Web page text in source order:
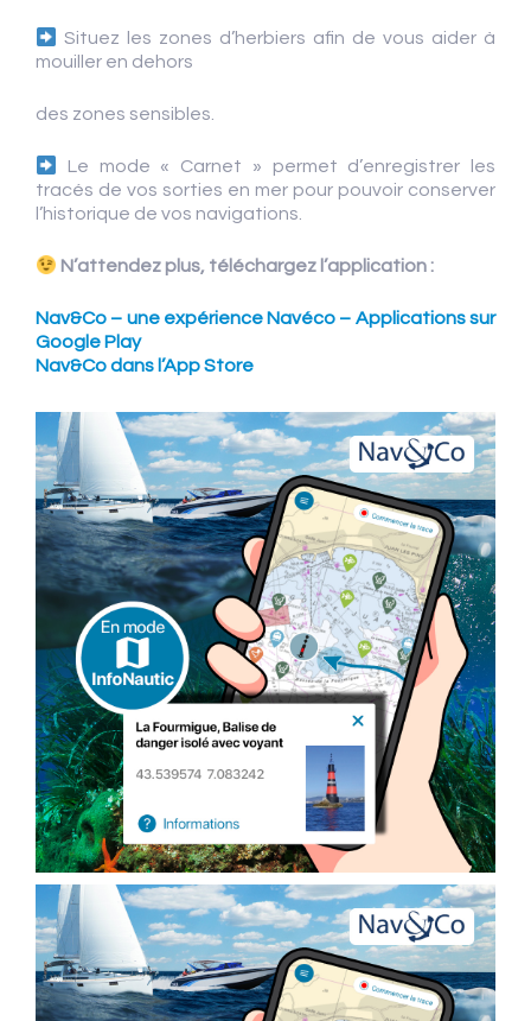
Situez les zones d’herbiers afin de vous aider à
mouiller en dehors
des zones sensibles.
Le mode « Carnet » permet d’enregistrer les
tracés de vos sorties en mer pour pouvoir conserver
l’historique de vos navigations.
N’attendez plus, téléchargez l’application :
Nav&Co – une expérience Navéco – Applications sur
Google Play
Nav&Co dans l’App Store